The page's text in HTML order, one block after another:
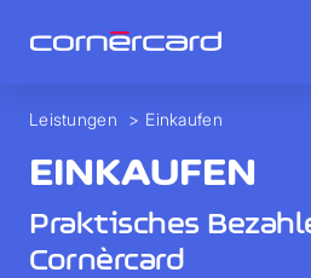
Leistungen > Einkaufen
EINKAUFEN
Praktisches
Cornèrcard